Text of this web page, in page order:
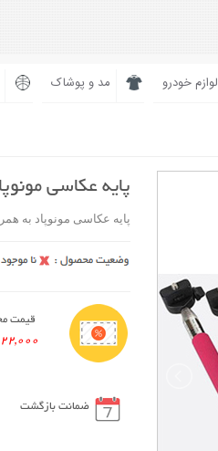
لوازم خودرو مد و پوشاک
پایه عکاسی
پایه عکاسی مونوپاد به
قیمت
22,000 تومان
ضمانت بازگشت